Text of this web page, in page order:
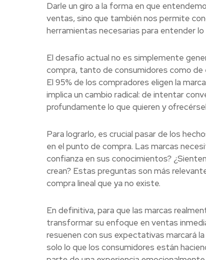
Darle un giro a la forma en que
ventas, sino que también nos permite
herramientas necesarias para entender
El desafío actual no es simplemente
compra, tanto de consumidores como de
El 95% de los compradores eligen la
implica un cambio radical: de intentar
profundamente lo que quieren y
Para lograrlo, es crucial pasar de los
en el punto de compra. Las marcas
confianza en sus conocimientos?
crean? Estas preguntas son más
compra lineal que ya no existe.
En definitiva, para que las marcas
transformar su enfoque en ventas
resuenen con sus expectativas marcará
solo lo que los consumidores están